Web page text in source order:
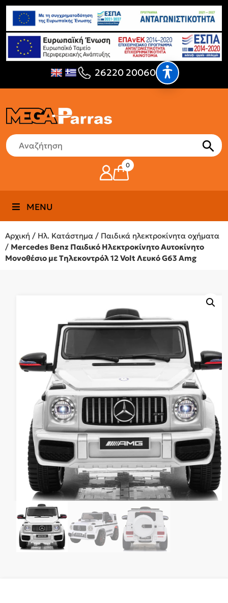
26220 20060
0
MENU
Αρχική / Ηλ. Κατάστημα / Παιδικά ηλεκτροκίνητα οχήματα
/ Mercedes Benz Παιδικό Ηλεκτροκίνητο Αυτοκίνητο
Μονοθέσιο με Τηλεκοντρόλ 12 Volt Λευκό G63 Amg